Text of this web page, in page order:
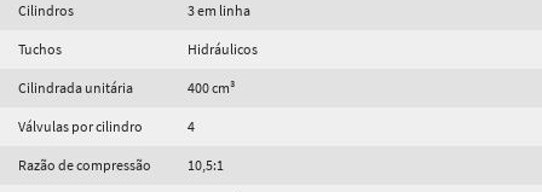
Cilindros 3 em linha
Tuchos Hidráulicos
Cilindrada unitária 400 cm³
Válvulas por cilindro 4
Razão de compressão 10,5:1